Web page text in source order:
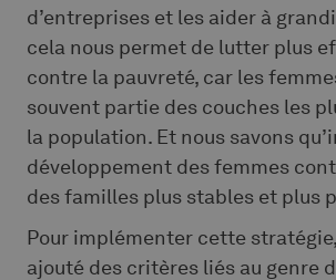
d’entreprises et les aider à
cela nous permet de lutter plus
contre la pauvreté, car les
souvent partie des couches les
la population. Et nous savons
développement des femmes
des familles plus stables et plus
Pour implémenter cette
ajouté des critères liés au genre